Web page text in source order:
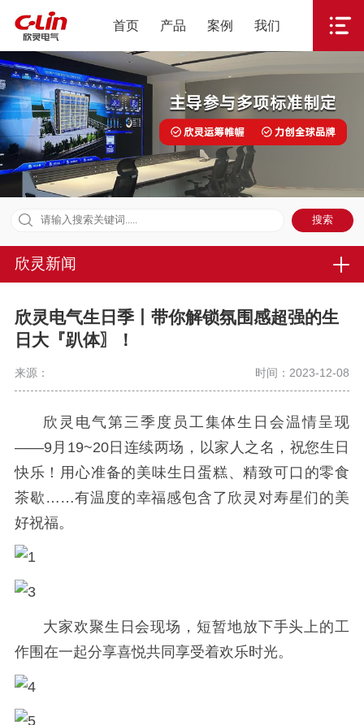
首页 产品 案例 我们
欣灵新闻
欣灵电气生日季丨带你解锁氛围感超强的生
日大『趴体〗！
来源： 时间：2023-12-08
欣灵电气第三季度员工集体生日会温情呈现
——9月19~20日连续两场，以家人之名，祝您生日
快乐！用心准备的美味生日蛋糕、精致可口的零食
茶歇……有温度的幸福感包含了欣灵对寿星们的美
好祝福。
大家欢聚生日会现场，短暂地放下手头上的工
作围在一起分享喜悦共同享受着欢乐时光。